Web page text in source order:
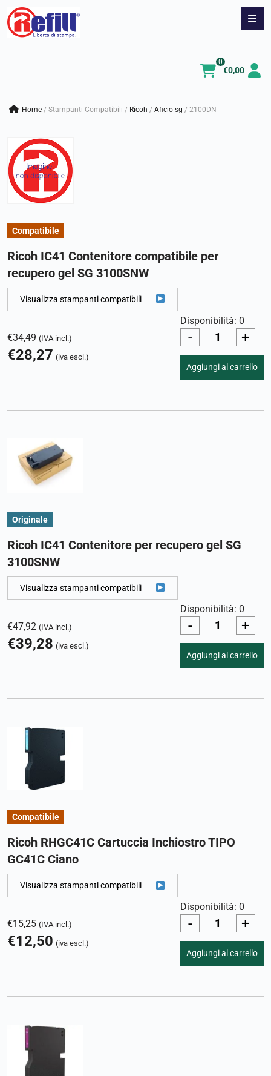
Vai
€0,00
0
Home / Stampanti Compatibili / ricoh / aficio sg / 2100DN
Compatibile
Ricoh IC41 Contenitore compatibile per
recupero gel SG 3100SNW
Visualizza stampanti compatibili
€34,49 (IVA incl.)
€28,27 (iva escl.)
Disponibilità: 0
- +
Aggiungi al carrello
Originale
Ricoh IC41 Contenitore per recupero gel SG
3100SNW
Visualizza stampanti compatibili
€47,92 (IVA incl.)
€39,28 (iva escl.)
Disponibilità: 0
- +
Aggiungi al carrello
Compatibile
Ricoh RHGC41C Cartuccia Inchiostro TIPO
GC41C Ciano
Visualizza stampanti compatibili
€15,25 (IVA incl.)
€12,50 (iva escl.)
Disponibilità: 0
- +
Aggiungi al carrello